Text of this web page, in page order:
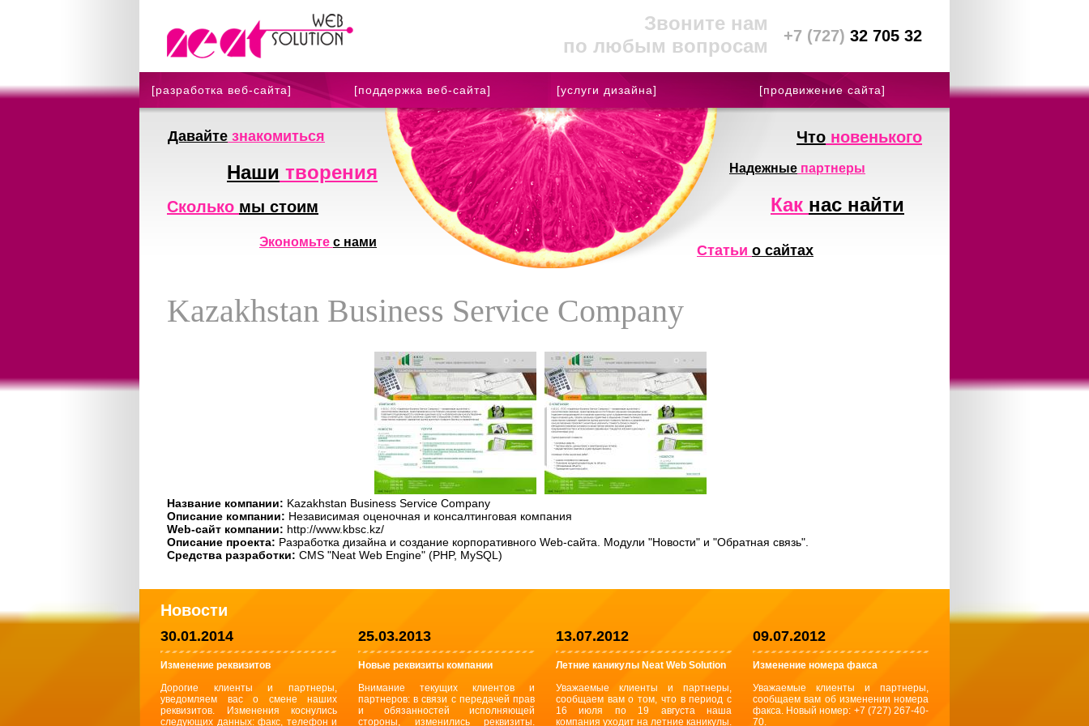
+7 (727) 32 705 32
Звоните нам
по любым вопросам
[разработка веб-сайта] [поддержка веб-сайта] [услуги дизайна] [продвижение сайта]
Давайте знакомиться
Наши творения
Сколько мы стоим
Экономьте с нами
Что новенького
Надежные партнеры
Как нас найти
Статьи о сайтах
Kazakhstan Business Service Company
Название компании: Kazakhstan Business Service Company
Описание компании: Независимая оценочная и консалтинговая компания
Web-сайт компании: http://www.kbsc.kz/
Описание проекта: Разработка дизайна и создание корпоративного Web-сайта. Модули "Новости" и "Обратная связь".
Средства разработки: CMS "Neat Web Engine" (PHP, MySQL)
Новости
30.01.2014
Изменение реквизитов
Дорогие клиенты и партнеры,
уведомляем вас о смене наших
реквизитов. Изменения коснулись
следующих данных: факс, телефон и
25.03.2013
Новые реквизиты компании
Внимание текущих клиентов и
партнеров: в связи с передачей прав
и обязанностей исполняющей
стороны, изменились реквизиты.
13.07.2012
Летние каникулы Neat Web Solution
Уважаемые клиенты и партнеры,
сообщаем вам о том, что в период с
16 июля по 19 августа наша
компания уходит на летние каникулы.
09.07.2012
Изменение номера факса
Уважаемые клиенты и партнеры,
сообщаем вам об изменении номера
факса. Новый номер: +7 (727) 267-40-
70.